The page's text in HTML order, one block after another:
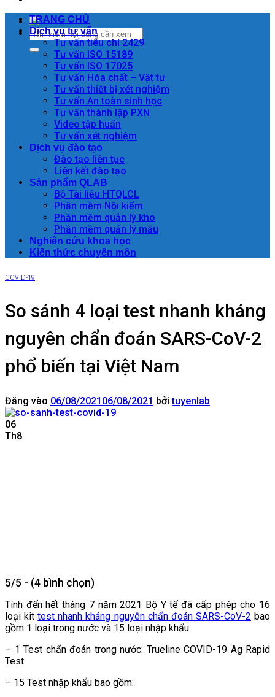
TRANG CHỦ
Dịch vụ tư vấn
Tư vấn tiêu chí 2429
Tư vấn ISO 15189
Tư vấn ISO 17025
Tư vấn Hóa chất – Vật tư
Tư vấn thiết bị xét nghiệm
Tư vấn An toàn sinh học
Tư vấn thành lập PXN
Video tập huấn
Tư vấn xét nghiệm
Dịch vụ đào tạo
Đào tạo liên tục
Liên kết đào tạo
Sản phẩm QLAB
Bộ Tài liệu HTQLCL
Phần mềm Nội kiểm
Phần mềm quản lý kho
Phần mềm quản lý mẫu
Nghiên cứu khoa học
Kiến thức chuyên môn
COVID-19
So sánh 4 loại test nhanh kháng
nguyên chẩn đoán SARS-CoV-2
phổ biến tại Việt Nam
Đăng vào 06/08/2021 06/08/2021 bởituyenlab
06
Th8
5/5 - (4 bình chọn)
Tính đến hết tháng 7 năm 2021 Bộ Y tế đã cấp phép cho 16
loại kittest nhanh kháng nguyên chẩn đoán SARS-CoV-2 bao
gồm 1 loại trong nước và 15 loại nhập khẩu:
– 1 Test chẩn đoán trong nước: Trueline COVID-19 Ag Rapid
Test
– 15 Test nhập khẩu bao gồm: